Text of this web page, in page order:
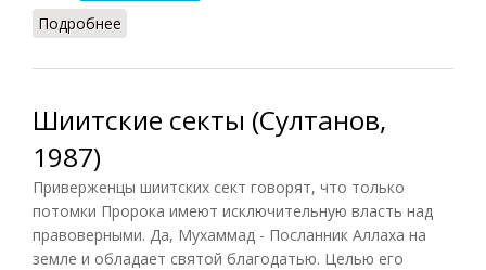
Подробнее
Шиитские секты (Султанов,
1987)
Приверженцы шиитских сект говорят, что только
потомки Пророка имеют исключительную власть над
правоверными. Да, Мухаммад - Посланник Аллаха на
земле и обладает святой благодатью. Целью его